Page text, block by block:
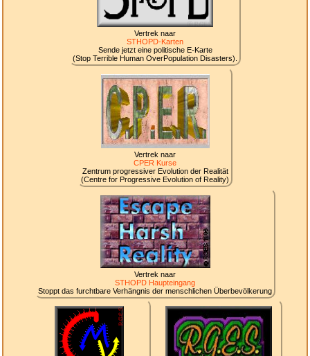
Vertrek naar
STHOPD-Karten
Sende jetzt eine politische E-Karte
(Stop Terrible Human OverPopulation Disasters).
Vertrek naar
CPER Kurse
Zentrum progressiver Evolution der Realität
(Centre for Progressive Evolution of Reality)
Vertrek naar
STHOPD Haupteingang
Stoppt das furchtbare Verhängnis der menschlichen Überbevölkerung